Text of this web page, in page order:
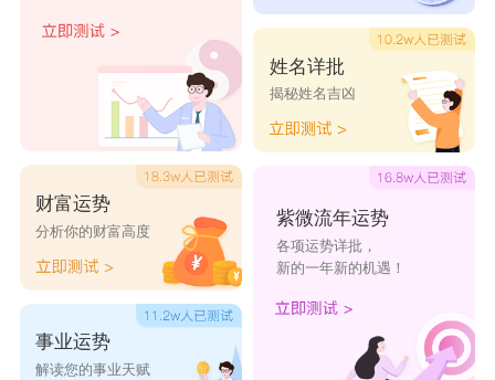
余腾煜 余博易
余华晖
余伟兆 余明轩
余意智
余景焕 余高明 余子石 余阳晖
财富运势
分析你的财富高度
事业运势
解读您的事业天赋
姓名详批
揭秘姓名吉凶
紫微流年运势
各项运势详批，
新的一年新的机遇！